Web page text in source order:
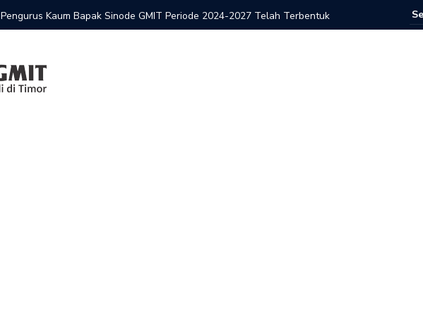
Pengurus Kaum Bapak Sinode GMIT Periode 2024-2027 Telah Terbentuk